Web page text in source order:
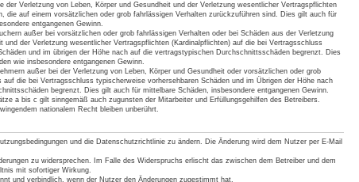
der Verletzung von Leben, Körper und Gesundheit und der Verletzung wesentlicher Vertragspflichten
die auf einem vorsätzlichen oder grob fahrlässigen Verhalten zurückzuführen sind. Dies gilt auch für
entgangenen Gewinn.
außer bei vorsätzlichen oder grob fahrlässigen Verhalten oder bei Schäden aus der Verletzung
und der Verletzung wesentlicher Vertragspflichten (Kardinalpflichten) auf die bei Vertragsschluss
und im übrigen der Höhe nach auf die vertragstypischen Durchschnittsschäden begrenzt. Dies
wie insbesondere entgangenen Gewinn.
außer bei der Verletzung von Leben, Körper und Gesundheit oder vorsätzlichen oder grob
auf die bei Vertragsschluss typischerweise vorhersehbaren Schäden und im Übrigen der Höhe nach
begrenzt. Dies gilt auch für mittelbare Schäden, insbesondere entgangenen Gewinn.
a bis c gilt sinngemäß auch zugunsten der Mitarbeiter und Erfüllungsgehilfen des Betreibers.
nationalem Recht bleiben unberührt.
und die Datenschutzrichtlinie zu ändern. Die Änderung wird dem Nutzer per E-Mail
zu widersprechen. Im Falle des Widerspruchs erlischt das zwischen dem Betreiber und dem
mit sofortiger Wirkung.
und verbindlich, wenn der Nutzer den Änderungen zugestimmt hat.